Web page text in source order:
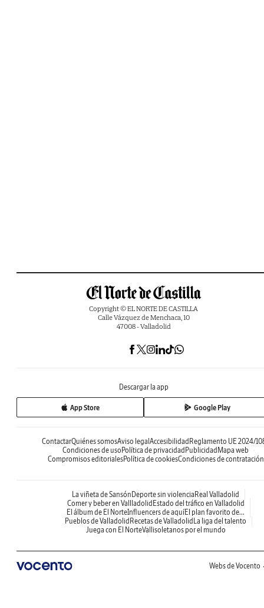
Copyright © EL NORTE DE CASTILLA
Calle Vázquez de Menchaca, 10
47008 - Valladolid
Descargar la app
App Store Google Play
ContactarQuiénes somosAviso legal Accesibilidad Reglamento UE 2024/
Condiciones de uso Política de privacidad Publicidad Mapa web
Compromisos editorialesPolítica de cookiesCondiciones de contratación
La viñeta de Sansón Deporte sin violencia Real Valladolid
Comer y beber en Vallladolid Estado del tráfico en Valladolid
El álbum de El NorteInfluencers de aquíEl plan favorito de...
Pueblos de Valladolid Recetas de Valladolid La liga del talento
Juega con El NorteVallisoletanos por el mundo
Webs de Vocento